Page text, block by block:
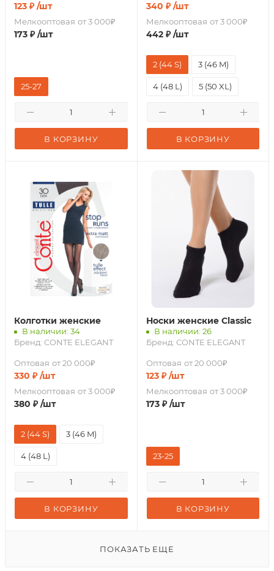
123 ₽ /шт
Мелкооптовая от 3 000₽
173 ₽ /шт
В КОРЗИНУ
25-27
340 ₽ /шт
Мелкооптовая от 3 000₽
442₽ /шт
В КОРЗИНУ
2 (44 S) 3 (46 M)
4 (48 L) 5 (50 XL)
Колготки женские
В наличии: 34
Бренд: CONTE ELEGANT
Оптовая от 20 000₽
330 ₽ /шт
Мелкооптовая от 3 000₽
380 ₽ /шт
В КОРЗИНУ
2 (44 S) 3 (46 M)
4 (48 L)
Носки женские Classic
В наличии: 26
Бренд: CONTE ELEGANT
Оптовая от 20 000₽
123₽ /шт
Мелкооптовая от 3 000₽
173₽ /шт
В КОРЗИНУ
23-25
ПОКАЗАТЬ ЕЩЕ